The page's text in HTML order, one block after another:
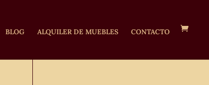
BLOG ALQUILER DE MUEBLES CONTACTO